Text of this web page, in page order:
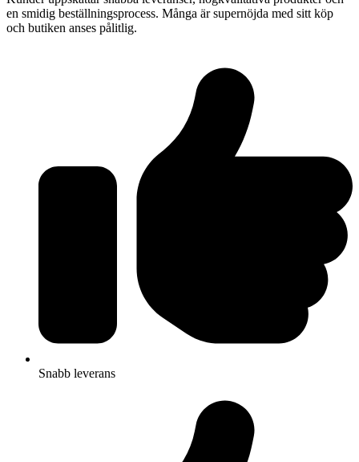
en smidig beställningsprocess. Många är supernöjda med sitt köp
och butiken anses pålitlig.
Snabb leverans